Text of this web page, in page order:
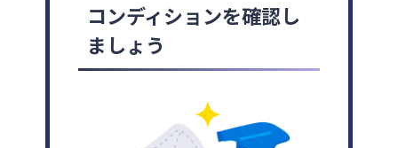
コンディションを確認し
ましょう